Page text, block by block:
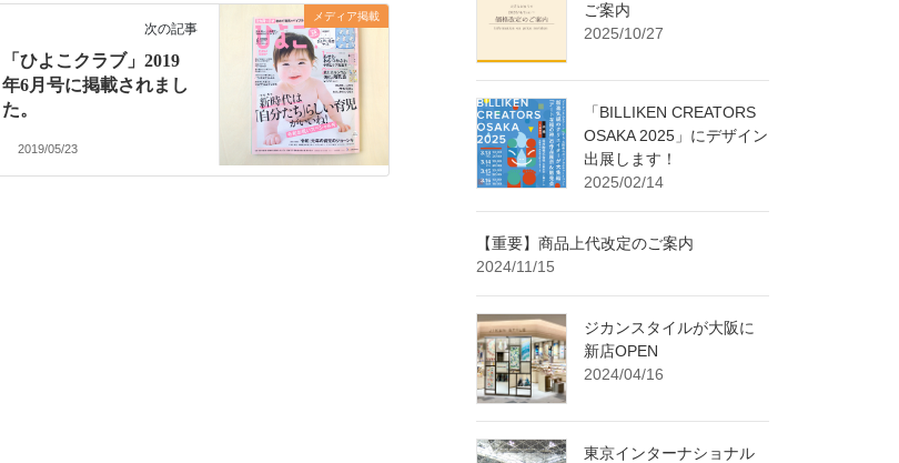
メディア掲載
次の記事
「ひよこクラブ」2019
年6月号に掲載されまし
た。
2019/05/23
ご案内
2025/10/27
「BILLIKEN CREATORS
OSAKA 2025」にデザイン
出展します！
2025/02/14
【重要】商品上代改定のご案内
2024/11/15
ジカンスタイルが大阪に
新店OPEN
2024/04/16
東京インターナショナル